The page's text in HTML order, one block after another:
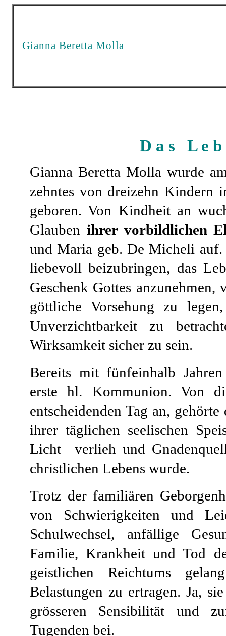
Gianna Beretta Molla
D a s L e b
Gianna Beretta Molla wurde
zehntes von dreizehn Kindern
geboren. Von Kindheit an
Glauben ihrer vorbildlichen
und Maria geb. De Micheli auf.
liebevoll beizubringen, das
Geschenk Gottes anzunehmen,
göttliche Vorsehung zu
Unverzichtbarkeit zu
Wirksamkeit sicher zu sein.
Bereits mit fünfeinhalb
erste hl. Kommunion. Von
entscheidenden Tag an,
ihrer täglichen seelischen
Licht verlieh und
christlichen Lebens wurde.
Trotz der familiären
von Schwierigkeiten und
Schulwechsel, anfällige
Familie, Krankheit und Tod
geistlichen Reichtums
Belastungen zu ertragen. Ja,
grösseren Sensibilität und
Tugenden bei.